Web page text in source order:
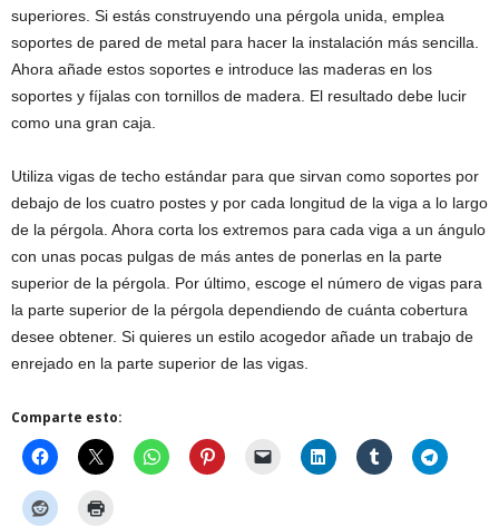
superiores. Si estás construyendo una pérgola unida, emplea
soportes de pared de metal para hacer la instalación más sencilla.
Ahora añade estos soportes e introduce las maderas en los
soportes y fíjalas con tornillos de madera. El resultado debe lucir
como una gran caja.
Utiliza vigas de techo estándar para que sirvan como soportes por
debajo de los cuatro postes y por cada longitud de la viga a lo largo
de la pérgola. Ahora corta los extremos para cada viga a un ángulo
con unas pocas pulgas de más antes de ponerlas en la parte
superior de la pérgola. Por último, escoge el número de vigas para
la parte superior de la pérgola dependiendo de cuánta cobertura
desee obtener. Si quieres un estilo acogedor añade un trabajo de
enrejado en la parte superior de las vigas.
Comparte esto: